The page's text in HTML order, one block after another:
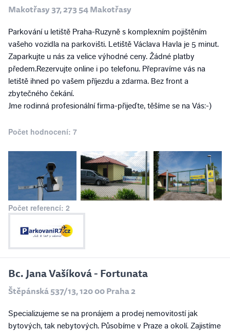
Makotřasy 37, 273 54 Makotřasy
Parkování u letiště Praha-Ruzyně s komplexním pojištěním
vašeho vozidla na parkovišti. Letiště Václava Havla je 5 minut.
Zaparkujte u nás za velice výhodné ceny. Žádné platby
předem.Rezervujte online i po telefonu. Přepravíme vás na
letiště ihned po vašem příjezdu a zdarma. Bez front a
zbytečného čekání.
Jme rodinná profesionální firma-přijeďte, těšíme se na Vás:-)
Počet hodnocení: 7
Počet referencí: 2
Bc. Jana Vašíková - Fortunata
Štěpánská 537/13, 120 00 Praha 2
Specializujeme se na pronájem a prodej nemovitostí jak
bytových, tak nebytových. Působíme v Praze a okolí. Zajistíme